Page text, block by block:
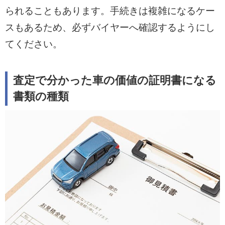
られることもあります。手続きは複雑になるケー
スもあるため、必ずバイヤーへ確認するようにし
てください。
査定で分かった車の価値の証明書になる
書類の種類